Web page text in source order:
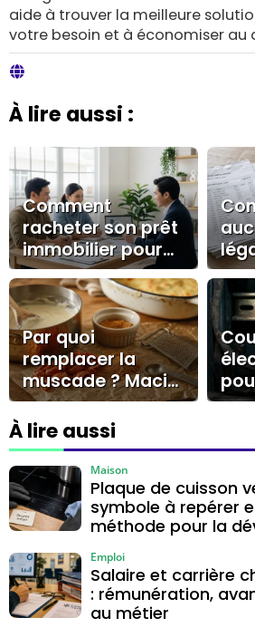
aide à trouver la meilleure
votre besoin et à économiser au
À lire aussi :
Comment
racheter son prêt
immobilier pour
réaliser des
économies
durables ?
Par quoi
remplacer la
muscade ? Macis,
cannelle, quatre-
épices et bons
dosages
À lire aussi
Plaque de cuisson
symbole à repérer
méthode pour la
Maison
Salaire et carrière
: rémunération,
au métier
Emploi